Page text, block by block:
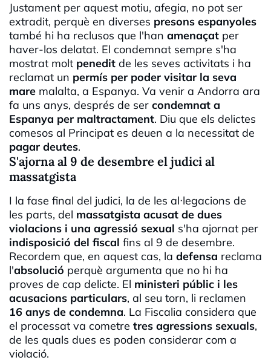
Justament per aquest motiu, afegia, no pot ser
extradit, perquè en diverses presons espanyoles
també hi ha reclusos que l'han amenaçat per
haver-los delatat. El condemnat sempre s'ha
mostrat molt penedit de les seves activitats i ha
reclamat un permís per poder visitar la seva
mare malalta, a Espanya. Va venir a Andorra ara
fa uns anys, després de ser condemnat a
Espanya per maltractament. Diu que els delictes
comesos al Principat es deuen a la necessitat de
pagar deutes.
S'ajorna al 9 de desembre el judici al
massatgista
I la fase final del judici, la de les al·legacions de
les parts, del massatgista acusat de dues
violacions i una agressió sexual s'ha ajornat per
indisposició del fiscal fins al 9 de desembre.
Recordem que, en aquest cas, la defensa reclama
l'absolució perquè argumenta que no hi ha
proves de cap delicte. El ministeri públic i les
acusacions particulars, al seu torn, li reclamen
16 anys de condemna. La Fiscalia considera que
el processat va cometre tres agressions sexuals,
de les quals dues es poden considerar com a
violació.